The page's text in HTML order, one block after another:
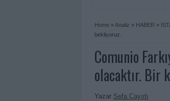
Home »Analiz » HABER »
bekliyoruz.
Comunio
olacaktır. Bir
Yazar Sefa Çayırlı